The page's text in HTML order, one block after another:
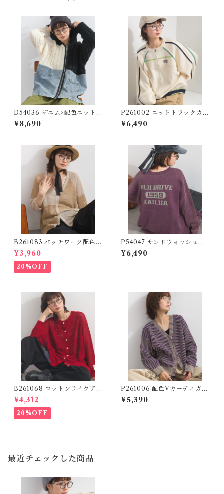
D54036 デニム×配色ニットジ
ップパーカー / Denim × Cont
rast Knit Zip Hoodie
¥8,690
P261002 ニットトラックカー
ディガン / Knit Track Cardi
gan (残りわずか)
¥6,490
B261083 パッチワーク配色ニ
ットカーディガン / Patchwo
rk Color Block Knit Cardi
gan
¥3,960
20%OFF
P54047 サンドウォッシュカ
ットソーライク2WAYロゴク
ルーネックカーディガン / San
¥6,490
B261068 コットンライクアク
リル前後2WAY透かし柄カー
ディガン / Cotton-Like Acr
ylic Reversible 2-Way Ope
nwork Cardigan
¥4,312
20%OFF
P261006 配色Vカーディガン
/ Color-Block V-Neck Car
digan (残りわずか)
¥5,390
最近チェックした商品